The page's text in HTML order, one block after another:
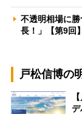
不透明相場に
長！」【第9回】
戸松信博の
デ